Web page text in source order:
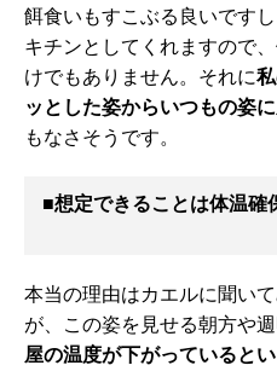
餌食いもすこぶる良いです
キチンとしてくれますので
けでもありません。それに
ッとした姿からいつもの姿
もなさそうです。
■想定できることは体温確
本当の理由はカエルに聞い
が、この姿を見せる朝方や
屋の温度が下がっていると